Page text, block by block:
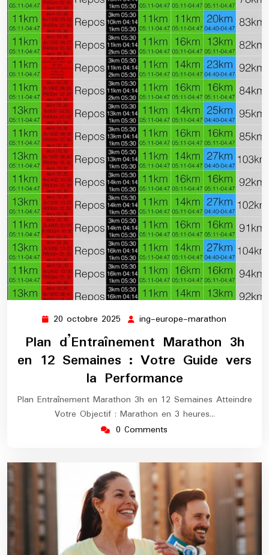
20 octobre 2025 20
octobre
2025
ing-europe-marathon
europe-
marathon
Plan d’Entraînement Marathon 3h
en 12 Semaines : Votre Guide vers
la Performance
Plan Entraînement Marathon 3h en 12 Semaines Atteindre
Votre Objectif : Marathon en 3 heures…
0 Comments